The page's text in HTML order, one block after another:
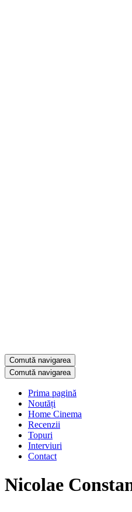
Comută navigarea
Comută navigarea
Prima pagină
Noutăți
Home Cinema
Recenzii
Topuri
Interviuri
Contact
Nicolae